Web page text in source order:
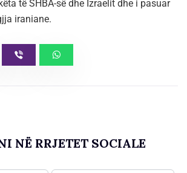
të SHBA-së dhe Izraelit dhe i pasuar
iraniane.
NË RRJETET SOCIALE